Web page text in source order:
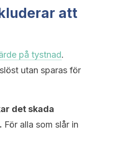
att
på tystnad.
utan sparas för
det skada
För alla som slår in